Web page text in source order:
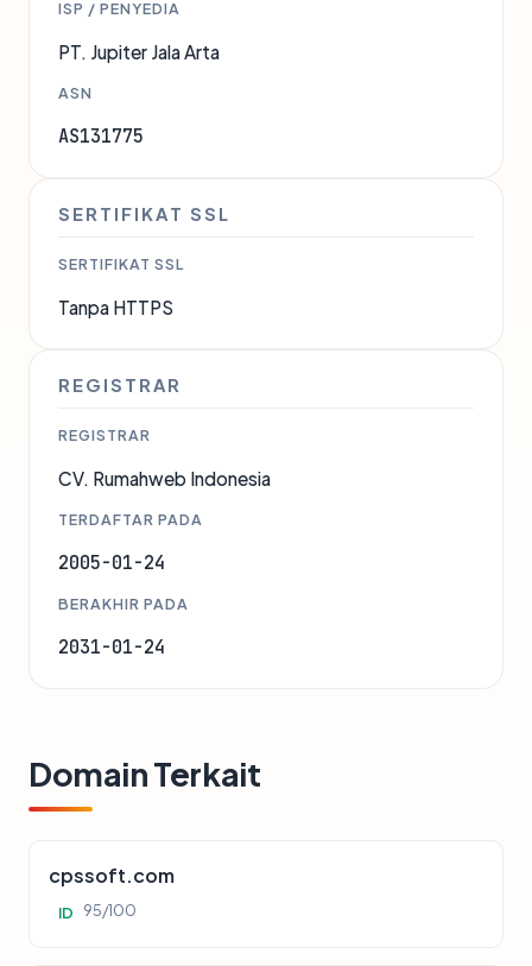
ISP / PENYEDIA
PT. Jupiter Jala Arta
ASN
AS131775
SERTIFIKAT SSL
SERTIFIKAT SSL
Tanpa HTTPS
REGISTRAR
REGISTRAR
CV. Rumahweb Indonesia
TERDAFTAR PADA
2005-01-24
BERAKHIR PADA
2031-01-24
Domain Terkait
cpssoft.com
ID 95/100